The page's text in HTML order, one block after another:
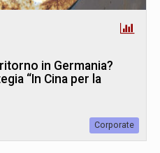
in Germania?
“In Cina per la
Corporate